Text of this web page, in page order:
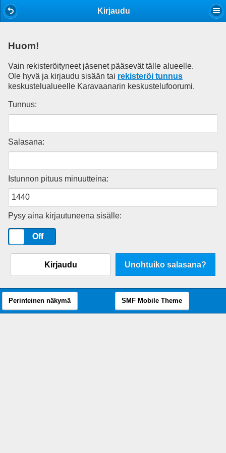
Kirjaudu
Huom!
Vain rekisteröityneet jäsenet pääsevät tälle alueelle.
Ole hyvä ja kirjaudu sisään tai rekisteröi tunnus
keskustelualueelle Karavaanarin keskustelufoorumi.
Tunnus:
Salasana:
Istunnon pituus minuutteina:
Pysy aina kirjautuneena sisälle:
Off
Kirjaudu Unohtuiko salasana?
Perinteinen näkymä SMF Mobile Theme